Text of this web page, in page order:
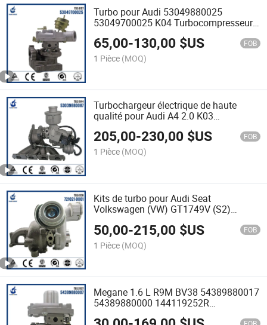
Turbo pour Audi 53049880025
53049700025 K04 Turbocompresseur
65,00-130,00 $US FOB
1 Pièce (MOQ)
Turbochargeur électrique de haute
qualité pour Audi A4 2.0 K03
53039880087 06A145701A
205,00-230,00 $US FOB
1 Pièce (MOQ)
Kits de turbo pour Audi Seat
Volkswagen (VW) GT1749V (S2)
721021-5001S cartouche de
turbocompresseur à vendre
50,00-215,00 $US FOB
1 Pièce (MOQ)
Megane 1.6 L R9M BV38 54389880017
54389880000 144119252R
Turbocompresseur en vente